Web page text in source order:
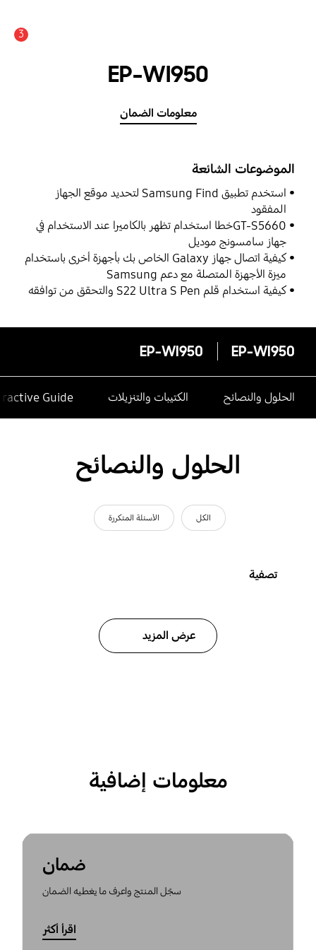
3
EP-WI950
معلومات الضمان
الموضوعات الشائعة
استخدم تطبيق Samsung Find لتحديد موقع الجهاز
المفقود
GT-S5660خطا استخدام تظهر بالكاميرا عند الاستخدام في
جهاز سامسونج موديل
كيفية اتصال جهاز Galaxy الخاص بك بأجهزة أخرى باستخدام
ميزة الأجهزة المتصلة مع دعم Samsung
كيفية استخدام قلم S22 Ultra S Pen والتحقق من توافقه
EP-WI950
EP-WI950
الحلول والنصائح الكتيبات والتنزيلات Guide
الحلول والنصائح
الكل الأسئلة المتكررة
تصفية
عرض المزيد
معلومات إضافية
ضمان
سجّل المنتج واعرف ما يغطيه الضمان
اقرأ أكثر